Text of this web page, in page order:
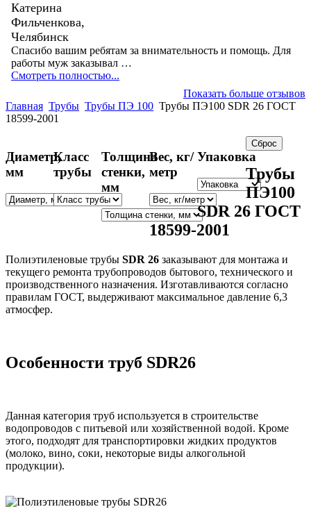
Катерина
Фильченкова,
Челябинск
Спасибо вашим ребятам за внимательность и помощь. Для
работы муж заказывал …
Смотреть полностью...
Показать больше отзывов
Главная Трубы Трубы ПЭ 100 Трубы ПЭ100 SDR 26 ГОСТ
18599-2001
Диаметр,
мм
Класс
трубы
Толщина
стенки,
мм
Вес, кг/
метр
Упаковка
Трубы
ПЭ100
SDR 26 ГОСТ
18599-2001
Полиэтиленовые трубы SDR 26 заказывают для монтажа и
текущего ремонта трубопроводов бытового, технического и
производственного назначения. Изготавливаются согласно
правилам ГОСТ, выдерживают максимальное давление 6,3
атмосфер.
Особенности труб SDR26
Данная категория труб используется в строительстве
водопроводов с питьевой или хозяйственной водой. Кроме
этого, подходят для транспортировки жидких продуктов
(молоко, вино, соки, некоторые виды алкогольной
продукции).